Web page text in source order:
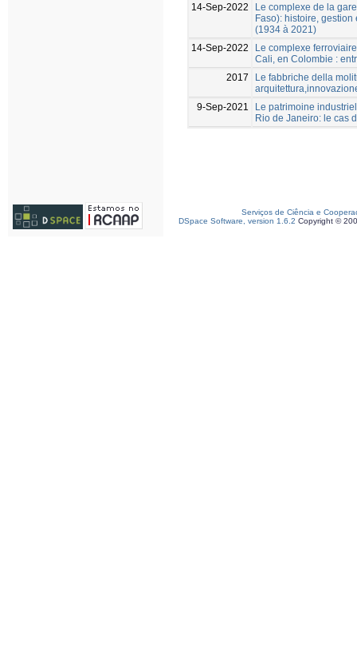
14-Sep-2022
Le complexe de la
Faso): histoire,
(1934 à 2021)
14-Sep-2022
Le complexe
Cali, en Colombie :
2017
Le fabbriche della
9-Sep-2021
Le patrimoine
Rio de Janeiro: le cas
Serviços de Ciência e
DSpace Software, version 1.6.2 Copyright ©